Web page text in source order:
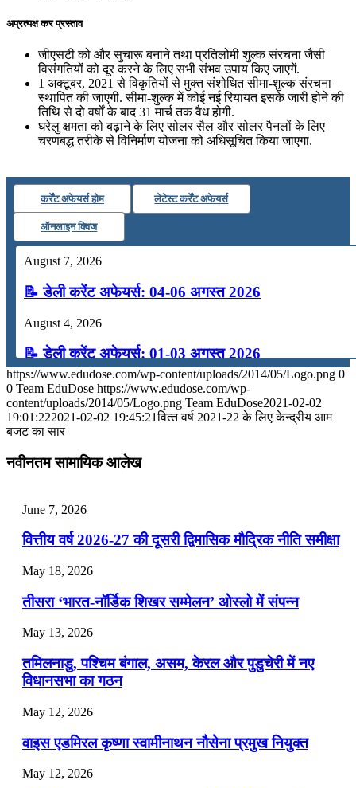
अप्रत्यक्ष कर प्रस्ताव
जीएसटी को और सुचारू बनाने तथा प्रतिलोमी शुल्क संरचना जैसी
विसंगतियों को दूर करने के लिए सभी संभव उपाय किए जाएगें.
1 अक्टूबर, 2021 से विकृतियों से मुक्त संशोधित सीमा-शुल्क संरचना
स्थापित की जाएगी. सीमा-शुल्क में कोई नई रियायत इसके जारी होने की
तिथि से दो वर्षों के बाद 31 मार्च तक वैध होगी.
घरेलु क्षमता को बढ़ाने के लिए सोलर सैल और सोलर पैनलों के लिए
चरणबद्ध तरीके से विनिर्माण योजना को अधिसूचित किया जाएगा.
कर्रेंट अफेयर्स होम लेटेस्ट कर्रेंट अफेयर्स
ऑनलाइन क्विज
August 7, 2026
📝 डेली करेंट अफेयर्स: 04-06 अगस्त 2026
August 4, 2026
📝 डेली करेंट अफेयर्स: 01-03 अगस्त 2026
July 31, 2026
📝 डेली करेंट अफेयर्स: 28-31 जुलाई 2026
July 25, 2026
📝 डेली करेंट अफेयर्स: 22-24 जुलाई 2026
July 22, 2026
📝 डेली करेंट अफेयर्स: 19-21 जुलाई 2026
July 19, 2026
📝 डेली करेंट अफेयर्स: 16-18 जुलाई 2026
https://www.edudose.com/wp-content/uploads/2014/05/Logo.png 0
0 Team EduDose https://www.edudose.com/wp-
content/uploads/2014/05/Logo.png Team EduDose2021-02-02
19:01:222021-02-02 19:45:21वित्‍त वर्ष 2021-22 के लिए केन्द्रीय आम
बजट का सार
नवीनतम सामायिक आलेख
June 7, 2026
वित्तीय वर्ष 2026-27 की दूसरी द्विमासिक मौद्रिक नीति समीक्षा
May 18, 2026
तीसरा ‘भारत-नॉर्डिक शिखर सम्मेलन’ ओस्लो में संपन्न
May 13, 2026
तमिलनाडु, पश्चिम बंगाल, असम, केरल और पुडुचेरी में नए
विधानसभा का गठन
May 12, 2026
वाइस एडमिरल कृष्णा स्वामीनाथन नौसेना प्रमुख नियुक्त
May 12, 2026